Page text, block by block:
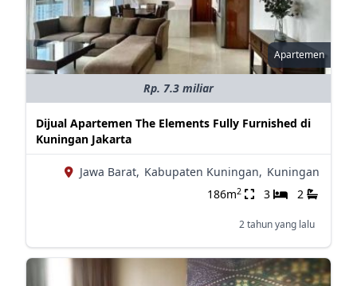
Apartemen
Rp. 7.3 miliar
Dijual Apartemen The Elements Fully Furnished di
Kuningan Jakarta
Jawa Barat, Kabupaten Kuningan, Kuningan
186m2 3 2
2 tahun yang lalu